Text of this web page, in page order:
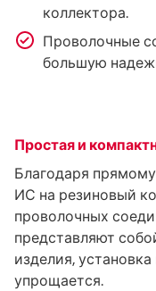
коллектора.
Проволочные
большую
Простая и
Благодаря
ИС на резиновый
проволочных
представляют
изделия,
упрощается.